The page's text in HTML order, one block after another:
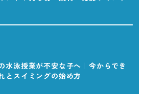
水泳授業が不安な子へ｜今からでき
とスイミングの始め方